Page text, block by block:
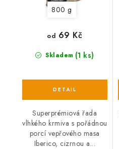
800 g
Skladem (1 ks)
od 69 Kč
Superprémiová řada
vlhkého krmiva s pořádnou
porcí vepřového masa
Iberico, cizrnou a...